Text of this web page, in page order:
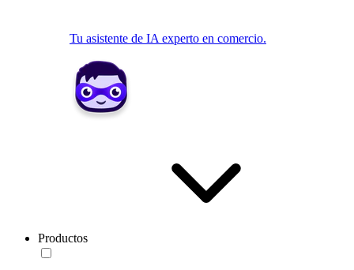
Tu asistente de IA experto en comercio.
Productos